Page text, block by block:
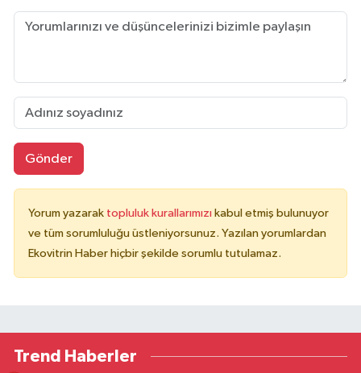
Gönder
Yorum yazarak topluluk kurallarımızı kabul etmiş bulunuyor
ve tüm sorumluluğu üstleniyorsunuz. Yazılan yorumlardan
Ekovitrin Haber hiçbir şekilde sorumlu tutulamaz.
Trend Haberler